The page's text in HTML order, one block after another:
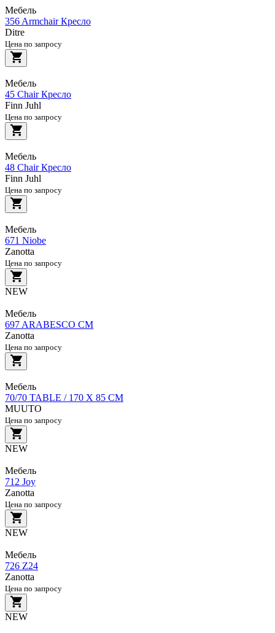
Мебель
356 Armchair Кресло
Ditre
Цена по запросу
Мебель
45 Chair Кресло
Finn Juhl
Цена по запросу
Мебель
48 Chair Кресло
Finn Juhl
Цена по запросу
Мебель
671 Niobe
Zanotta
Цена по запросу
NEW
Мебель
697 ARABESCO CM
Zanotta
Цена по запросу
Мебель
70/70 TABLE / 170 X 85 CM
MUUTO
Цена по запросу
NEW
Мебель
712 Joy
Zanotta
Цена по запросу
NEW
Мебель
726 Z24
Zanotta
Цена по запросу
NEW